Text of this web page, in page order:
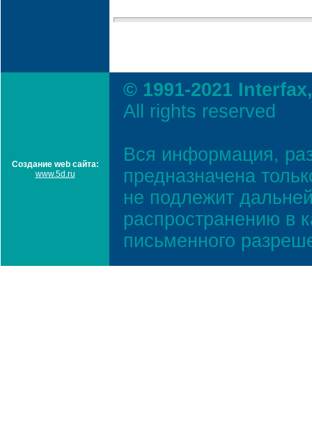
Создание web сайта:
www.5d.ru
© 1991-2021
All rights reserved
Вся информация,
предназначена
не подлежит
распространению в
письменного